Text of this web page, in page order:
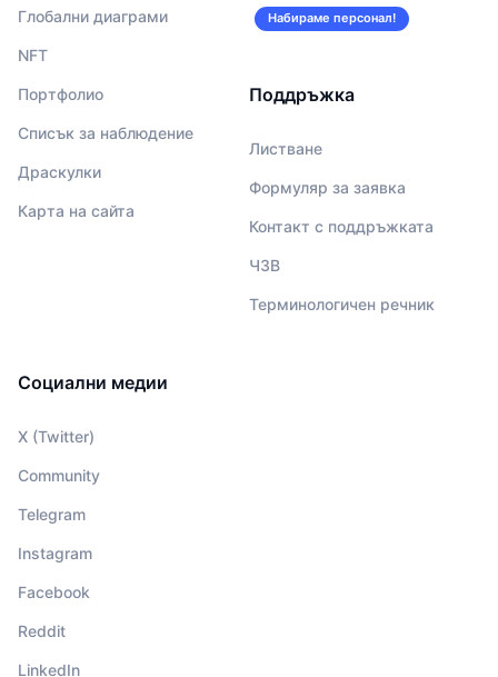
Глобални диаграми
NFT
Портфолио
Списък за наблюдение
Драскулки
Карта на сайта
Набираме персонал!
Поддръжка
Листване
Формуляр за заявка
Контакт с поддръжката
ЧЗВ
Терминологичен речник
Социални медии
X (Twitter)
Community
Telegram
Instagram
Facebook
Reddit
LinkedIn